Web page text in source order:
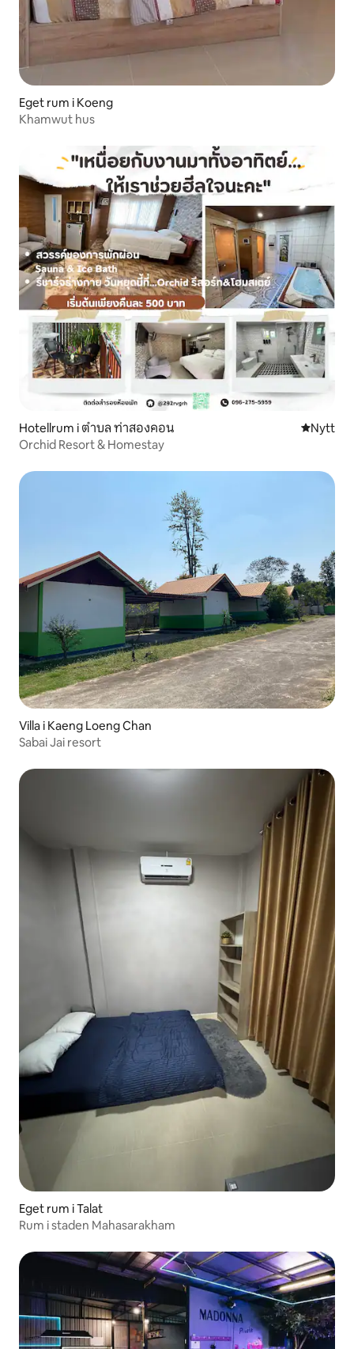
Eget rum i Koeng
Khamwut hus
Hotellrum i ตำบล ท่าสองคอน NyttNytt
Orchid Resort & Homestay
Villa i Kaeng Loeng Chan
Sabai Jai resort
Eget rum i Talat
Rum i staden Mahasarakham